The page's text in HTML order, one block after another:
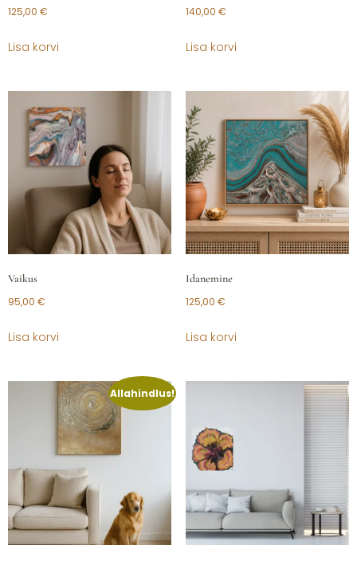
125,00 €
Lisa korvi
140,00 €
Lisa korvi
Vaikus
95,00 €
Lisa korvi
Idanemine
125,00 €
Lisa korvi
Allahindlus!